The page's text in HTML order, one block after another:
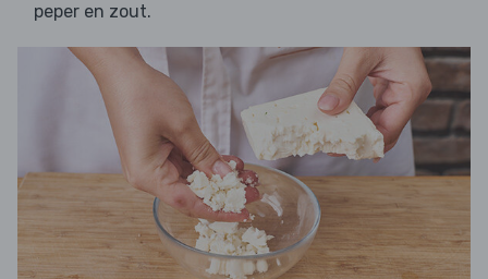
peper en zout.